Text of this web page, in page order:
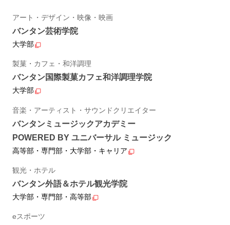
アート・デザイン・映像・映画
バンタン芸術学院
大学部
製菓・カフェ・和洋調理
バンタン国際製菓カフェ和洋調理学院
大学部
音楽・アーティスト・サウンドクリエイター
バンタンミュージックアカデミー
POWERED BY ユニバーサル ミュージック
高等部・専門部・大学部・キャリア
観光・ホテル
バンタン外語＆ホテル観光学院
大学部・専門部・高等部
eスポーツ